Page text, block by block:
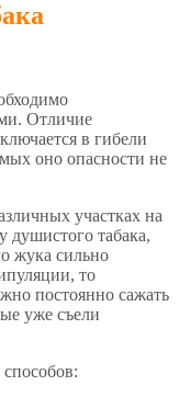
Отличие
в гибели
оно опасности не
участках на
душистого табака,
жука сильно
то
постоянно сажать
уже съели